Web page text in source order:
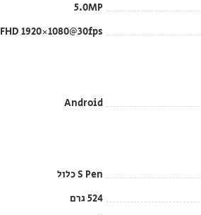
5.0MP
FHD 1920×1080@30fps
Android
S Pen כלול
524 גרם